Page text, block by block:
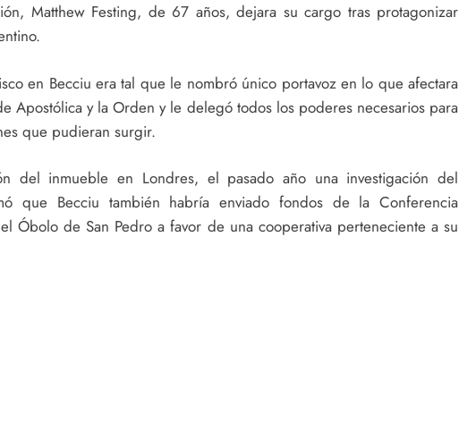
Matthew Festing, de 67 años, dejara su cargo tras protagonizar
en Becciu era tal que le nombró único portavoz en lo que afectara
Apostólica y la Orden y le delegó todos los poderes necesarios para
que pudieran surgir.
del inmueble en Londres, el pasado año una investigación del
que Becciu también habría enviado fondos de la Conferencia
Óbolo de San Pedro a favor de una cooperativa perteneciente a su